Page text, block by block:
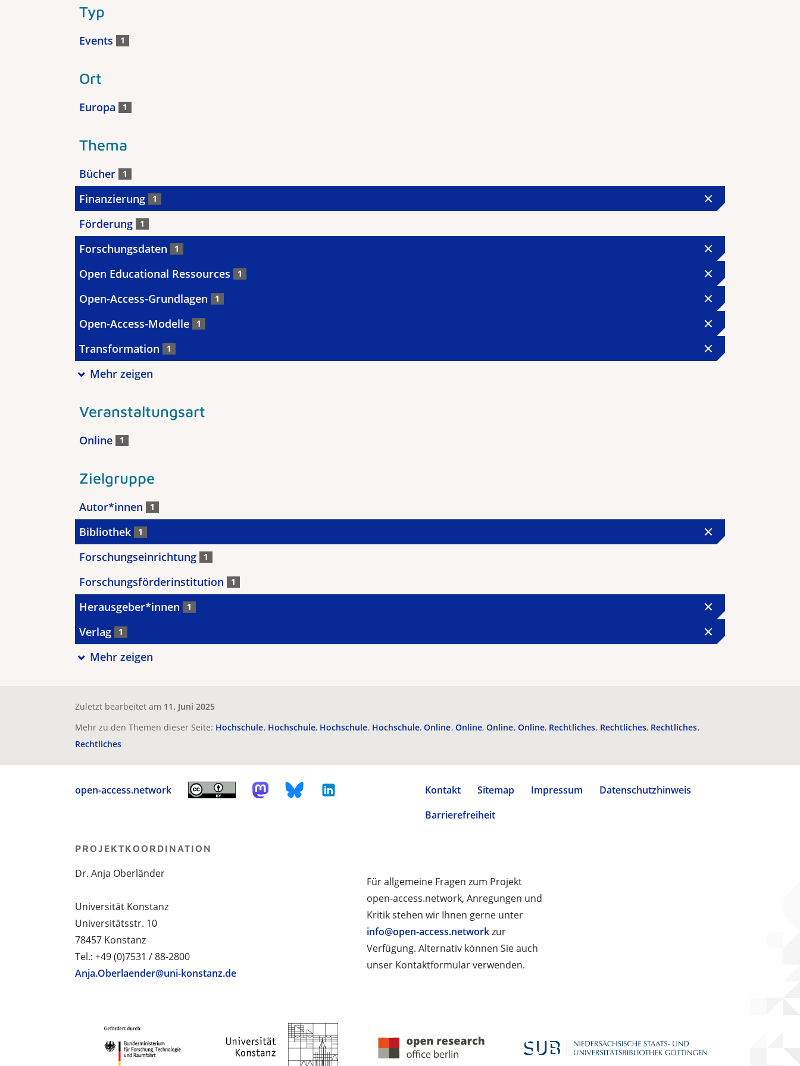
Typ
Events 1
Ort
Europa 1
Thema
Bücher 1
Finanzierung 1
Förderung 1
Forschungsdaten 1
Open Educational Ressources 1
Open-Access-Grundlagen 1
Open-Access-Modelle 1
Transformation 1
Mehr zeigen
Veranstaltungsart
Online 1
Zielgruppe
Autor*innen 1
Bibliothek 1
Forschungseinrichtung 1
Forschungsförderinstitution 1
Herausgeber*innen 1
Verlag 1
Mehr zeigen
Zuletzt bearbeitet am 11. Juni 2025
Mehr zu den Themen dieser Seite: Hochschule Hochschule Hochschule Hochschule Online Online Online Online Rechtliches Rechtliches Rechtliches
Rechtliches
open-access.network Kontakt Sitemap Impressum
Datenschutzhinweis
Barrierefreiheit
Für allgemeine Fragen zum Projekt
open-access.network, Anregungen und
Kritik stehen wir Ihnen gerne unter
info@open-access.networkzur
Verfügung. Alternativ können Sie auch
unser Kontaktformular verwenden.
PROJEKTKOORDINATION
Dr. Anja Oberländer
Universität Konstanz
Universitätsstr. 10
78457 Konstanz
Tel.: +49 (0)7531 / 88-2800
Anja.Oberlaender@uni-konstanz.de